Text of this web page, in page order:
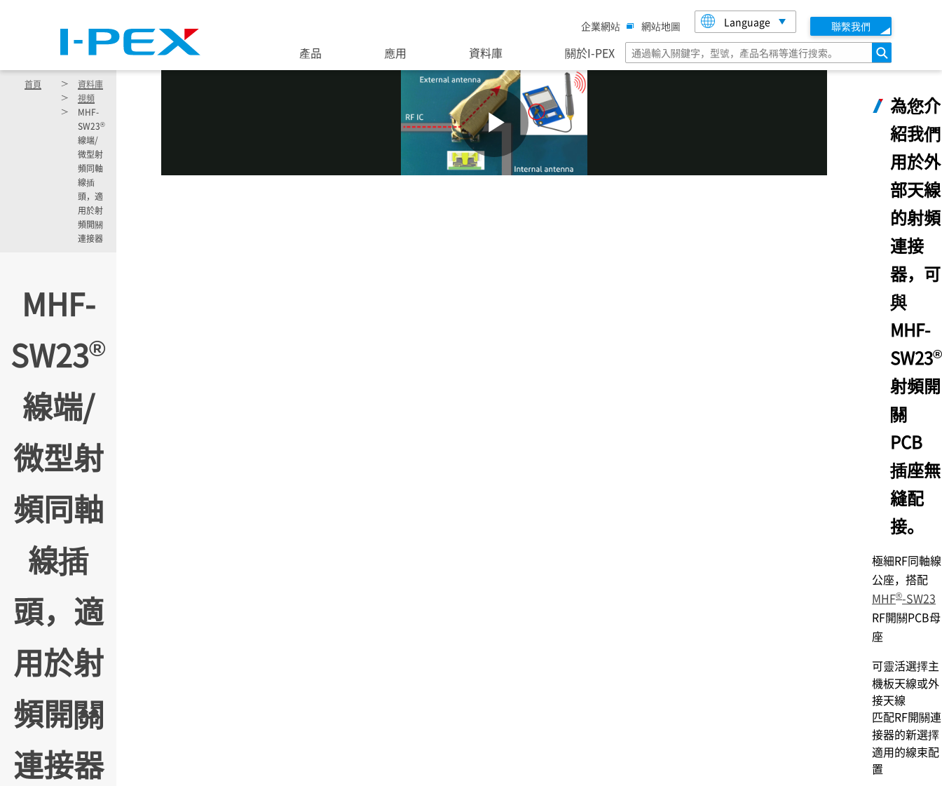
企業網站 網站地圖 Language 聯繫我們
產品 應用 資料庫 關於I-PEX 搜索
首頁
資料庫
視頻
MHF-
SW23®
線端/
微型射
頻同軸
線插
頭，適
用於射
頻開關
連接器
MHF-
SW23®
線端/
微型射
頻同軸
線插
頭，適
用於射
頻開關
連接器
為您介
紹我們
用於外
部天線
的射頻
連接
器，可
與
MHF-
SW23®
射頻開
關
PCB
插座無
縫配
接。
極細RF同軸線
公座，搭配
MHF®-SW23
RF開關PCB母
座
可靈活選擇主
機板天線或外
接天線
匹配RF開關連
接器的新選擇
適用的線束配
置